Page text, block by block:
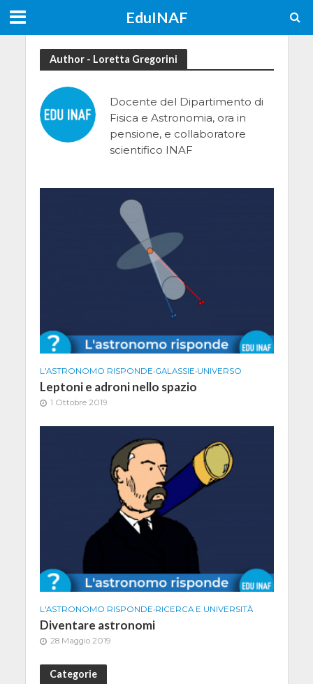
EduINAF
Author - Loretta Gregorini
Docente del Dipartimento di
Fisica e Astronomia, ora in
pensione, e collaboratore
scientifico INAF
L'ASTRONOMO RISPONDE•GALASSIE•UNIVERSO
Leptoni e adroni nello spazio
1 Ottobre 2019
L'ASTRONOMO RISPONDE•RICERCA E UNIVERSITÀ
Diventare astronomi
28 Maggio 2019
Categorie